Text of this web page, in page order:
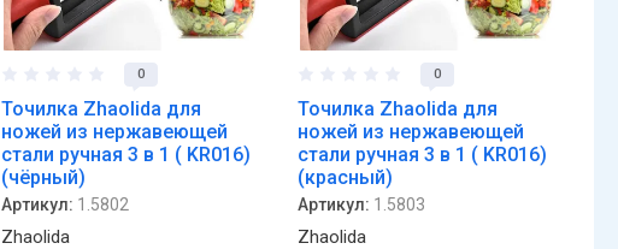
0
Точилка Zhaolida для
ножей из нержавеющей
стали ручная 3 в 1 ( KR016)
(чёрный)
Артикул: 1.5802
Zhaolida
0
Точилка Zhaolida для
ножей из нержавеющей
стали ручная 3 в 1 ( KR016)
(красный)
Артикул: 1.5803
Zhaolida